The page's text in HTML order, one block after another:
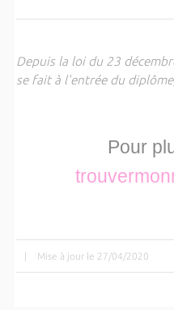
Depuis la loi du 23
se fait à l'entrée du
Pour
Mise à jour le 27/04/2020